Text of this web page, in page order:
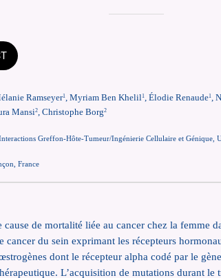
Ramseyer1 , Myriam Ben Khelil 1 , Élodie Renaude1 ,
Mansi2 , Christophe Borg2
Greffon-Hôte-Tumeur/Ingénierie Cellulaire et Génique,
France
de mortalité liée au cancer chez la femme
cancer du sein exprimant les récepteurs
dont le récepteur alpha codé par le
L’acquisition de mutations durant le